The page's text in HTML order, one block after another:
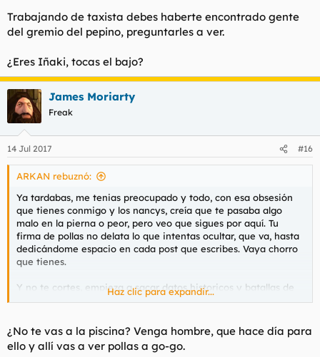
Trabajando de taxista debes haberte encontrado gente
del gremio del pepino, preguntarles a ver.
¿Eres Iñaki, tocas el bajo?
James Moriarty
Freak
14 Jul 2017 #16
ARKAN rebuznó:
Ya tardabas, me tenias preocupado y todo, con esa obsesión
que tienes conmigo y los nancys, creía que te pasaba algo
malo en la pierna o peor, pero veo que sigues por aquí. Tu
firma de pollas no delata lo que intentas ocultar, que va, hasta
dedicándome espacio en cada post que escribes. Vaya chorro
que tienes.
Y no te cortes, empieza a sacar datos historicos y batallas de
ochaita, y el uno y el otro, y que si este le dijo al otro y lo que
Todo bien no? me alegro y tal.
Haz clic para expandir...
¿No te vas a la piscina? Venga hombre, que hace día para
ello y allí vas a ver pollas a go-go.